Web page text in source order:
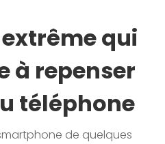
qui
à repenser
téléphone
de quelques